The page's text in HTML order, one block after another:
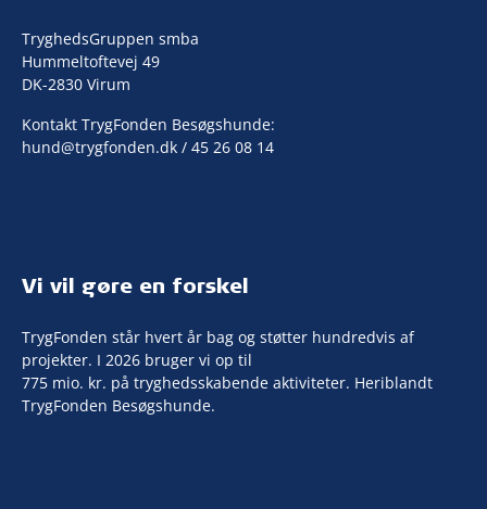
TryghedsGruppen smba
Hummeltoftevej 49
DK-2830 Virum
Kontakt TrygFonden Besøgshunde:
hund@trygfonden.dk / 45 26 08 14
Vi vil gøre en forskel
TrygFonden står hvert år bag og støtter hundredvis af
projekter. I 2026 bruger vi op til
775 mio. kr. på tryghedsskabende aktiviteter. Heriblandt
TrygFonden Besøgshunde.